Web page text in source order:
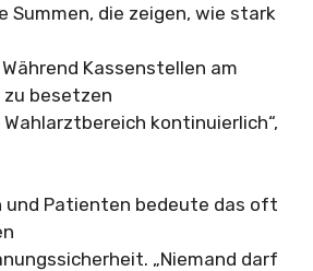
Summen, die zeigen, wie stark
Kassenstellen am
besetzen
kontinuierlich“,
und Patienten bedeute das oft
„Niemand darf